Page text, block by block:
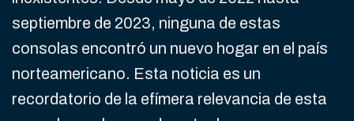
septiembre de 2023, ninguna de estas
consolas encontró un nuevo hogar en el país
norteamericano. Esta noticia es un
recordatorio de la efímera relevancia de esta